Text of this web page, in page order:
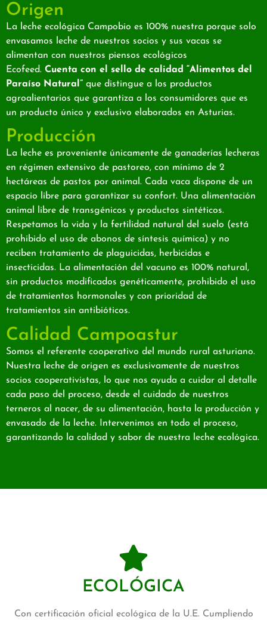
Origen
La leche ecológica Campobio es 100% nuestra porque solo
envasamos leche de nuestros socios y sus vacas se
alimentan con nuestros piensos ecológicos
Ecofeed. Cuenta con el sello de calidad “Alimentos del
Paraíso Natural” que distingue a los productos
agroalientarios que garantiza a los consumidores que es
un producto único y exclusivo elaborados en Asturias.
Producción
La leche es proveniente únicamente de ganaderías lecheras
en régimen extensivo de pastoreo, con mínimo de 2
hectáreas de pastos por animal. Cada vaca dispone de un
espacio libre para garantizar su confort. Una alimentación
animal libre de transgénicos y productos sintéticos.
Respetamos la vida y la fertilidad natural del suelo (está
prohibido el uso de abonos de síntesis química) y no
reciben tratamiento de plaguicidas, herbicidas e
insecticidas. La alimentación del vacuno es 100% natural,
sin productos modificados genéticamente, prohibido el uso
de tratamientos hormonales y con prioridad de
tratamientos sin antibióticos.
Calidad Campoastur
Somos el referente cooperativo del mundo rural asturiano.
Nuestra leche de origen es exclusivamente de nuestros
socios cooperativistas, lo que nos ayuda a cuidar al detalle
cada paso del proceso, desde el cuidado de nuestros
terneros al nacer, de su alimentación, hasta la producción y
envasado de la leche. Intervenimos en todo el proceso,
garantizando la calidad y sabor de nuestra leche ecológica.
ECOLÓGICA
Con certificación oficial ecológica de la U.E. Cumpliendo